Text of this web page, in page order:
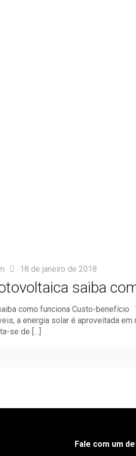
18 de janeiro de 2018
saiba
como funciona Custo-benefício
a energia solar é aproveitada
se de […]
Fale com um